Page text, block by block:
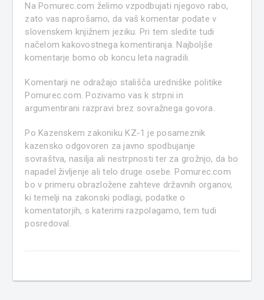
Na Pomurec.com želimo vzpodbujati njegovo rabo,
zato vas naprošamo, da vaš komentar podate v
slovenskem knjižnem jeziku. Pri tem sledite tudi
načelom kakovostnega komentiranja. Najboljše
komentarje bomo ob koncu leta nagradili.
Komentarji ne odražajo stališča uredniške politike
Pomurec.com. Pozivamo vas k strpni in
argumentirani razpravi brez sovražnega govora.
Po Kazenskem zakoniku KZ-1 je posameznik
kazensko odgovoren za javno spodbujanje
sovraštva, nasilja ali nestrpnosti ter za grožnjo, da bo
napadel življenje ali telo druge osebe. Pomurec.com
bo v primeru obrazložene zahteve državnih organov,
ki temelji na zakonski podlagi, podatke o
komentatorjih, s katerimi razpolagamo, tem tudi
posredoval.